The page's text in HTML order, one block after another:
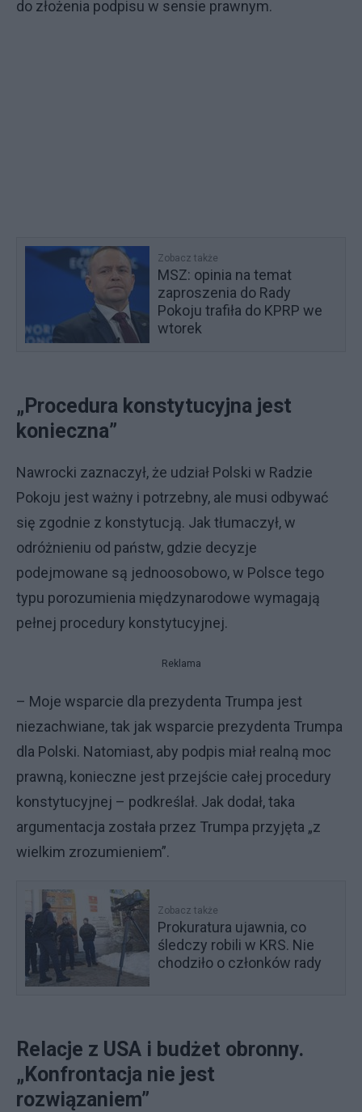
do złożenia podpisu w sensie prawnym.
Zobacz także
MSZ: opinia na temat
zaproszenia do Rady
Pokoju trafiła do KPRP we
wtorek
„Procedura konstytucyjna jest
konieczna”
Nawrocki zaznaczył, że udział Polski w Radzie
Pokoju jest ważny i potrzebny, ale musi odbywać
się zgodnie z konstytucją. Jak tłumaczył, w
odróżnieniu od państw, gdzie decyzje
podejmowane są jednoosobowo, w Polsce tego
typu porozumienia międzynarodowe wymagają
pełnej procedury konstytucyjnej.
Reklama
– Moje wsparcie dla prezydenta Trumpa jest
niezachwiane, tak jak wsparcie prezydenta Trumpa
dla Polski. Natomiast, aby podpis miał realną moc
prawną, konieczne jest przejście całej procedury
konstytucyjnej – podkreślał. Jak dodał, taka
argumentacja została przez Trumpa przyjęta „z
wielkim zrozumieniem”.
Zobacz także
Prokuratura ujawnia, co
śledczy robili w KRS. Nie
chodziło o członków rady
Relacje z USA i budżet obronny.
„Konfrontacja nie jest
rozwiązaniem”